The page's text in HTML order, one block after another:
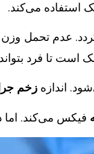
استفاده می‌کند.
عدم تحمل
تا فرد بتواند
اندازه زخم
فیکس می‌کند. اما